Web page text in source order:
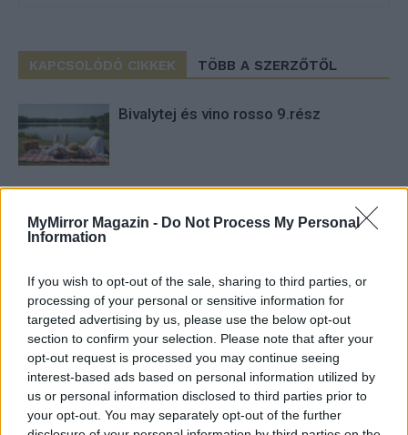
MyMirror Magazin - Do Not Process My Personal
Information
If you wish to opt-out of the sale, sharing to third parties, or
processing of your personal or sensitive information for
targeted advertising by us, please use the below opt-out
section to confirm your selection. Please note that after your
opt-out request is processed you may continue seeing
interest-based ads based on personal information utilized by
us or personal information disclosed to third parties prior to
your opt-out. You may separately opt-out of the further
KAPCSOLÓDÓ CIKKEK TÖBB A SZERZŐTŐL
Bivalytej és vino rosso 9.rész
Trollok árnyékában